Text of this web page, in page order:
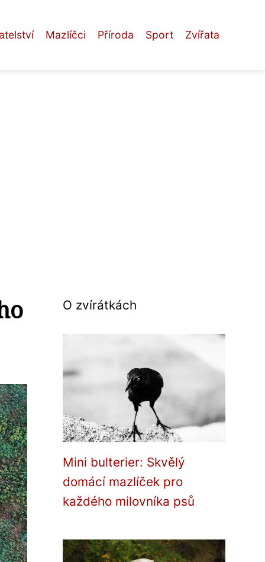
Mazlíčci Příroda Sport Zvířata
O zvírátkách
Mini bulterier: Skvělý
domácí mazlíček pro
každého milovníka psů